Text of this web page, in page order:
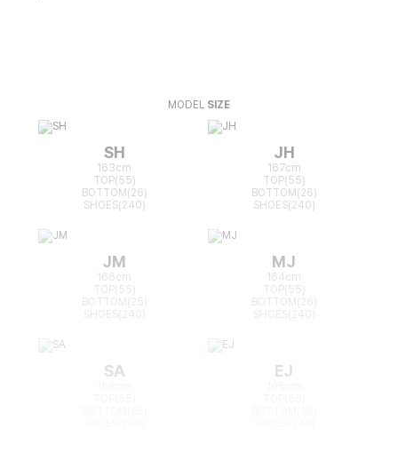
MODEL SIZE
SH
163cm
TOP(55)
BOTTOM(26)
SHOES(240)
JH
167cm
TOP(55)
BOTTOM(26)
SHOES(240)
JM
166cm
TOP(55)
BOTTOM(25)
MJ
164cm
TOP(55)
BOTTOM(26)
SA EJ